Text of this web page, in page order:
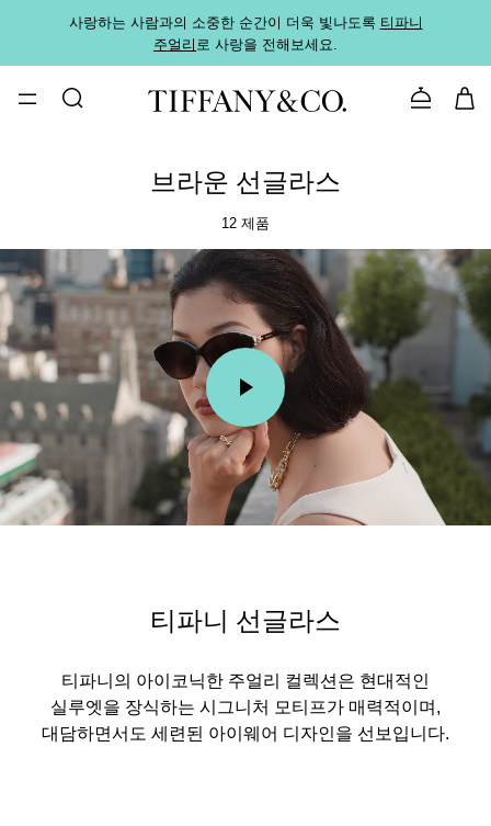
사랑하는 사람과의 소중한 순간이 더욱 빛나도록 티파니
주얼리로 사랑을 전해보세요.
문의하기
브라운 선글라스
12 제품
00:09 / 00:15
티파니 선글라스
티파니의 아이코닉한 주얼리 컬렉션은 현대적인
실루엣을 장식하는 시그니처 모티프가 매력적이며,
대담하면서도 세련된 아이웨어 디자인을 선보입니다.